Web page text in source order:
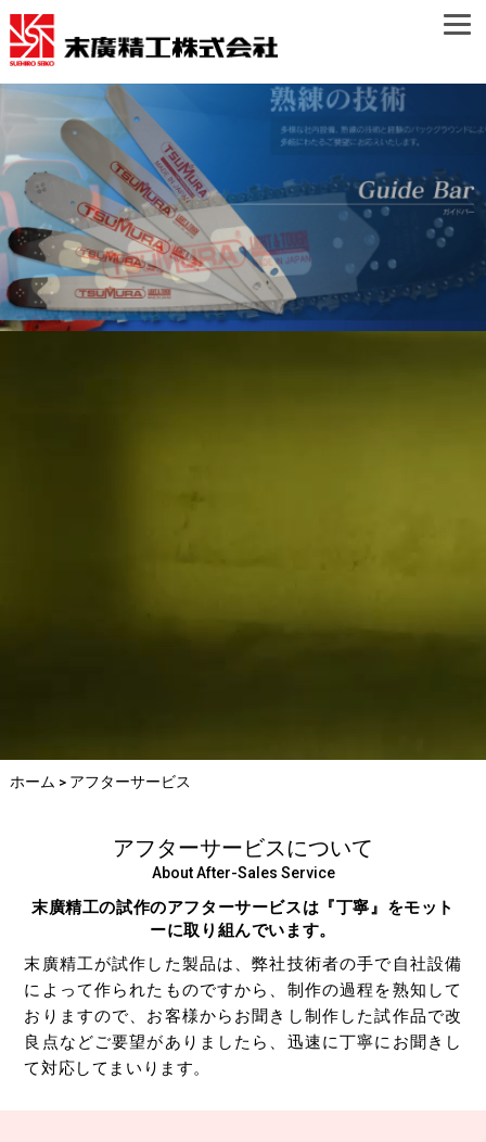
ホーム > アフターサービス
アフターサービスについて
About After-Sales Service
末廣精工の試作のアフターサービスは『丁寧』をモット
ーに取り組んでいます。
末廣精工が試作した製品は、弊社技術者の手で自社設備
によって作られたものですから、制作の過程を熟知して
おりますので、お客様からお聞きし制作した試作品で改
良点などご要望がありましたら、迅速に丁寧にお聞きし
て対応してまいります。